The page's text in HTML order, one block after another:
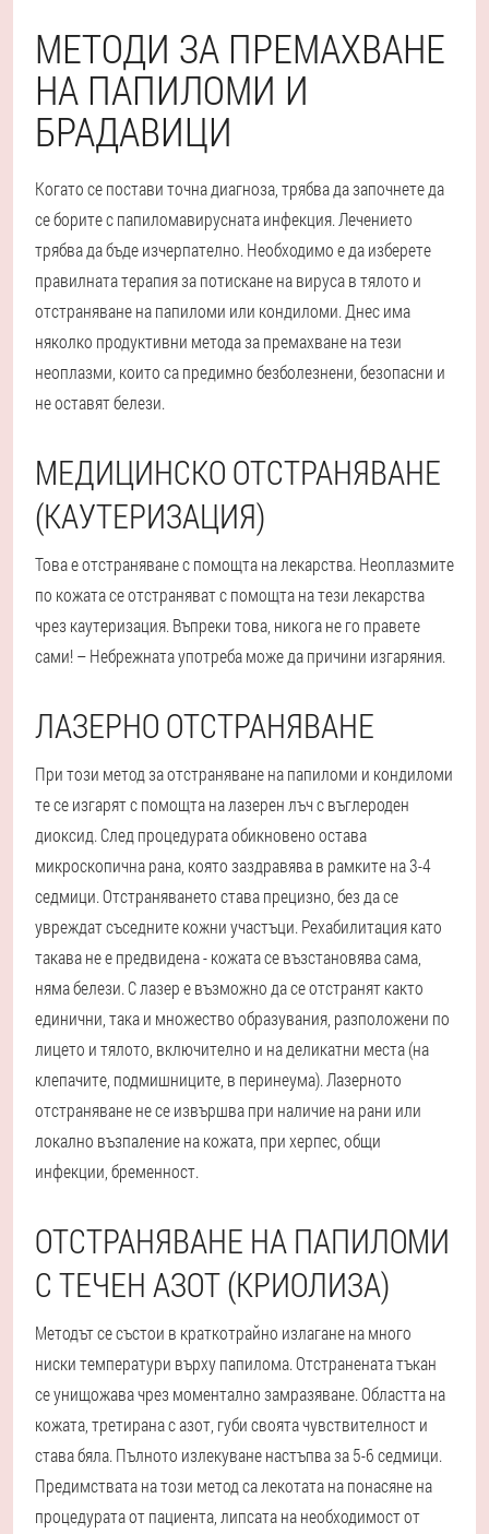
МЕТОДИ ЗА ПРЕМАХВАНЕ
НА ПАПИЛОМИ И
БРАДАВИЦИ
Когато се постави точна диагноза, трябва да започнете да
се борите с папиломавирусната инфекция. Лечението
трябва да бъде изчерпателно. Необходимо е да изберете
правилната терапия за потискане на вируса в тялото и
отстраняване на папиломи или кондиломи. Днес има
няколко продуктивни метода за премахване на тези
неоплазми, които са предимно безболезнени, безопасни и
не оставят белези.
МЕДИЦИНСКО ОТСТРАНЯВАНЕ
(КАУТЕРИЗАЦИЯ)
Това е отстраняване с помощта на лекарства. Неоплазмите
по кожата се отстраняват с помощта на тези лекарства
чрез каутеризация. Въпреки това, никога не го правете
сами! – Небрежната употреба може да причини изгаряния.
ЛАЗЕРНО ОТСТРАНЯВАНЕ
При този метод за отстраняване на папиломи и кондиломи
те се изгарят с помощта на лазерен лъч с въглероден
диоксид. След процедурата обикновено остава
микроскопична рана, която заздравява в рамките на 3-4
седмици. Отстраняването става прецизно, без да се
увреждат съседните кожни участъци. Рехабилитация като
такава не е предвидена - кожата се възстановява сама,
няма белези. С лазер е възможно да се отстранят както
единични, така и множество образувания, разположени по
лицето и тялото, включително и на деликатни места (на
клепачите, подмишниците, в перинеума). Лазерното
отстраняване не се извършва при наличие на рани или
локално възпаление на кожата, при херпес, общи
инфекции, бременност.
ОТСТРАНЯВАНЕ НА ПАПИЛОМИ
С ТЕЧЕН АЗОТ (КРИОЛИЗА)
Методът се състои в краткотрайно излагане на много
ниски температури върху папилома. Отстранената тъкан
се унищожава чрез моментално замразяване. Областта на
кожата, третирана с азот, губи своята чувствителност и
става бяла. Пълното излекуване настъпва за 5-6 седмици.
Предимствата на този метод са лекотата на понасяне на
процедурата от пациента, липсата на необходимост от